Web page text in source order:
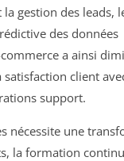
gestion des leads,
des données
a ainsi
client
support.
nécessite une
la formation